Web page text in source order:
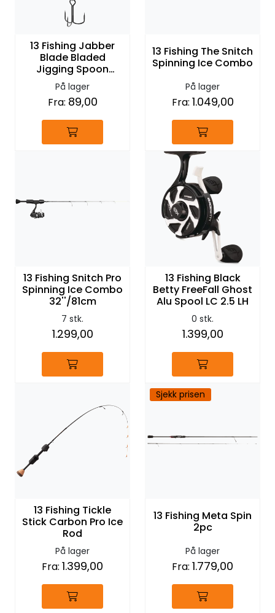
13 Fishing Jabber
Blade Bladed
Jigging Spoon
Cosmic Perch
På lager
Fra: 89,00
13 Fishing The Snitch
Spinning Ice Combo
På lager
Fra: 1.049,00
13 Fishing Snitch Pro
Spinning Ice Combo
32''/81cm
7 stk.
1.299,00
13 Fishing Black
Betty FreeFall Ghost
Alu Spool LC 2.5 LH
0 stk.
1.399,00
13 Fishing Tickle
Stick Carbon Pro Ice
Rod
På lager
Fra: 1.399,00
Sjekk prisen
13 Fishing Meta Spin
2pc
På lager
Fra: 1.779,00